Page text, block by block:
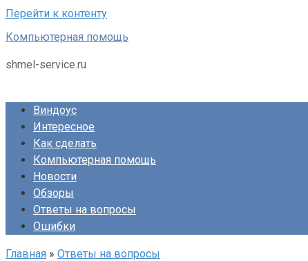
Перейти к контенту
Компьютерная помощь
shmel-service.ru
Виндоус
Интересное
Как сделать
Компьютерная помощь
Новости
Обзоры
Ответы на вопросы
Ошибки
Главная » Ответы на вопросы